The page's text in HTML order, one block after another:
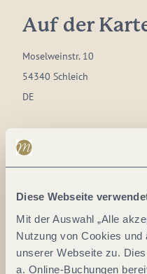
Diese Webseite
Mit der Auswahl „Alle
Nutzung von Cookies und
unserer Webseite zu.
a. Online-Buchungen
Auf der
Moselweinstr. 10
54340 Schleich
DE
E-Mail:
schleicherkuckuck-
Anreise planen